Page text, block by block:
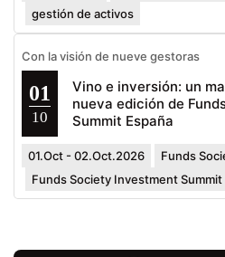
gestión de activos
Con la visión de nueve gestoras
01
10
Vino e inversión: un
nueva edición de
Summit España
01.Oct - 02.Oct.2026
Funds
Funds Society Investment Summit